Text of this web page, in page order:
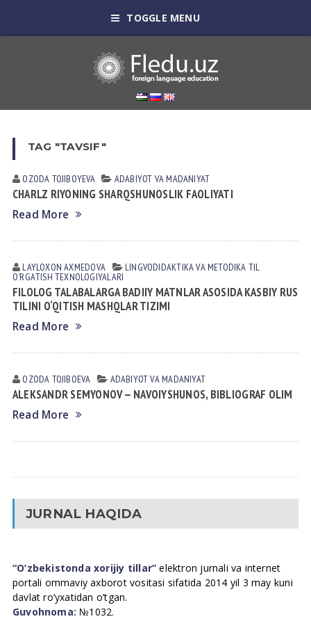
TOGGLE MENU
TAG "TAVSIF"
OZODA TOJIBOYEVA АDАBIYOT VА MАDАNIYAT
CHARLZ RIYONING SHARQSHUNOSLIK FAOLIYATI
Read More
LAYLOXON АXMEDOVА LINGVODIDАKTIKА VА METODIKА TIL
OʼRGАTISH TEXNOLOGIYALАRI
FILOLOG TALABALARGA BADIIY MATNLAR ASOSIDA KASBIY RUS
TILINI O‘QITISH MASHQLAR TIZIMI
Read More
OZODA TOJIBOEVА АDАBIYOT VА MАDАNIYAT
ALEKSANDR SEMYONOV — NAVOIYSHUNOS, BIBLIOGRAF OLIM
Read More
JURNAL HAQIDA
“O’zbekistonda xorijiy tillar” elektron jurnali va internet
portali ommaviy axborot vositasi sifatida 2014 yil 3 may kuni
davlat ro’yxatidan o’tgan.
Guvohnoma: №1032.